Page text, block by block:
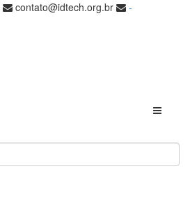
contato@idtech.org.br
-
Toggle